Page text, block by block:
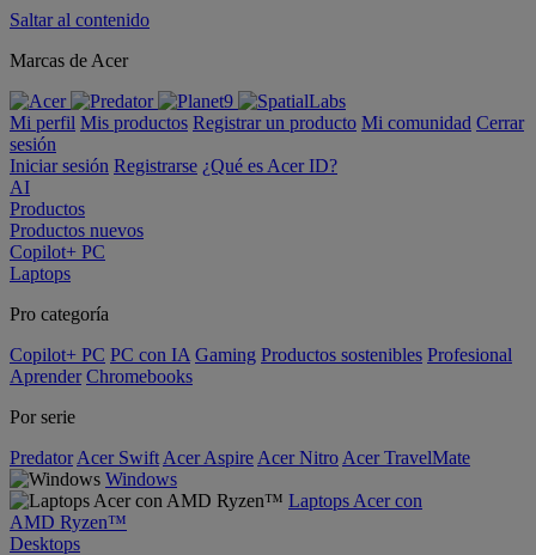
Saltar al contenido
Marcas de Acer
Mi perfil Mis productos Registrar un producto Mi comunidad Cerrar
sesión
Iniciar sesión Registrarse ¿Qué es Acer ID?
AI
Productos
Productos nuevos
Copilot+ PC
Laptops
Pro categoría
Copilot+ PC PC con IA Gaming Productos sostenibles Profesional
Aprender Chromebooks
Por serie
Predator Acer Swift Acer Aspire Acer Nitro Acer TravelMate
Windows
Laptops Acer con
AMD Ryzen™
Desktops